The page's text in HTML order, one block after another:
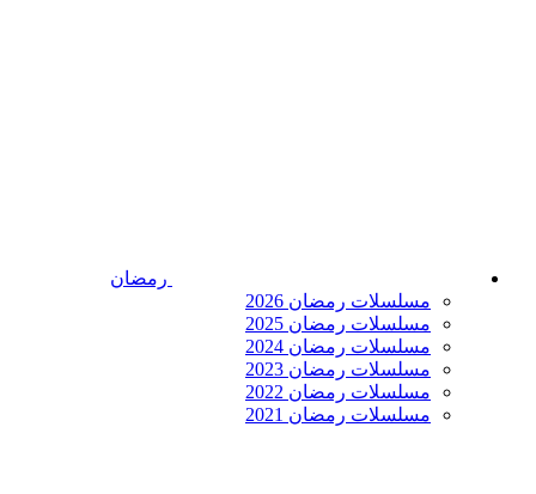
رمضان
مسلسلات رمضان 2026
مسلسلات رمضان 2025
مسلسلات رمضان 2024
مسلسلات رمضان 2023
مسلسلات رمضان 2022
مسلسلات رمضان 2021